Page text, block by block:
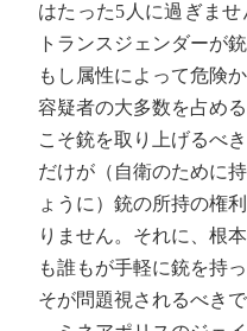
はたった5人に過ぎま
トランスジェンダーが
もし属性によって危険
容疑者の大多数を占め
こそ銃を取り上げるべ
だけが（自衛のために
ょうに）銃の所持の権
りません。それに、根
も誰もが手軽に銃を持
そが問題視されるべきで